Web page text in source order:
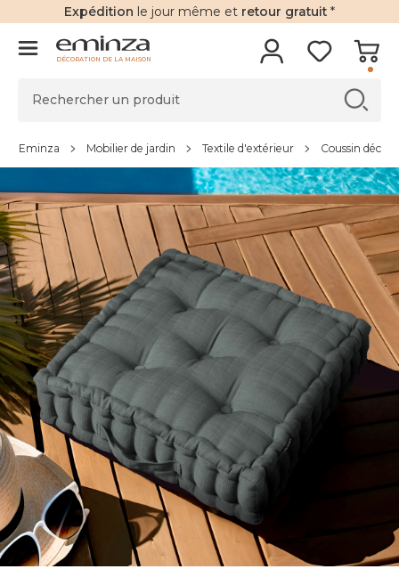
Expédition le jour même et retour gratuit *
DÉCORATION DE LA MAISON
Eminza Mobilier de jardin Textile d'extérieur Coussin déco